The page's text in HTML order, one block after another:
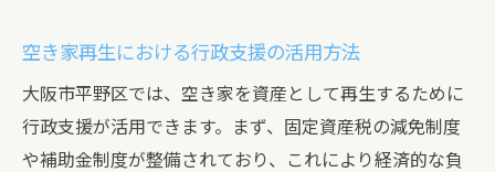
空き家リノベーションの成功事例を学ぶ
大阪市平野区で空き家を活用し地域活性化を目
指す
地域イベントを通じた空き家の活用促進
空き家再生における行政支援の活用方法
大阪市平野区では、空き家を資産として再生するために
行政支援が活用できます。まず、固定資産税の減免制度
や補助金制度が整備されており、これにより経済的な負